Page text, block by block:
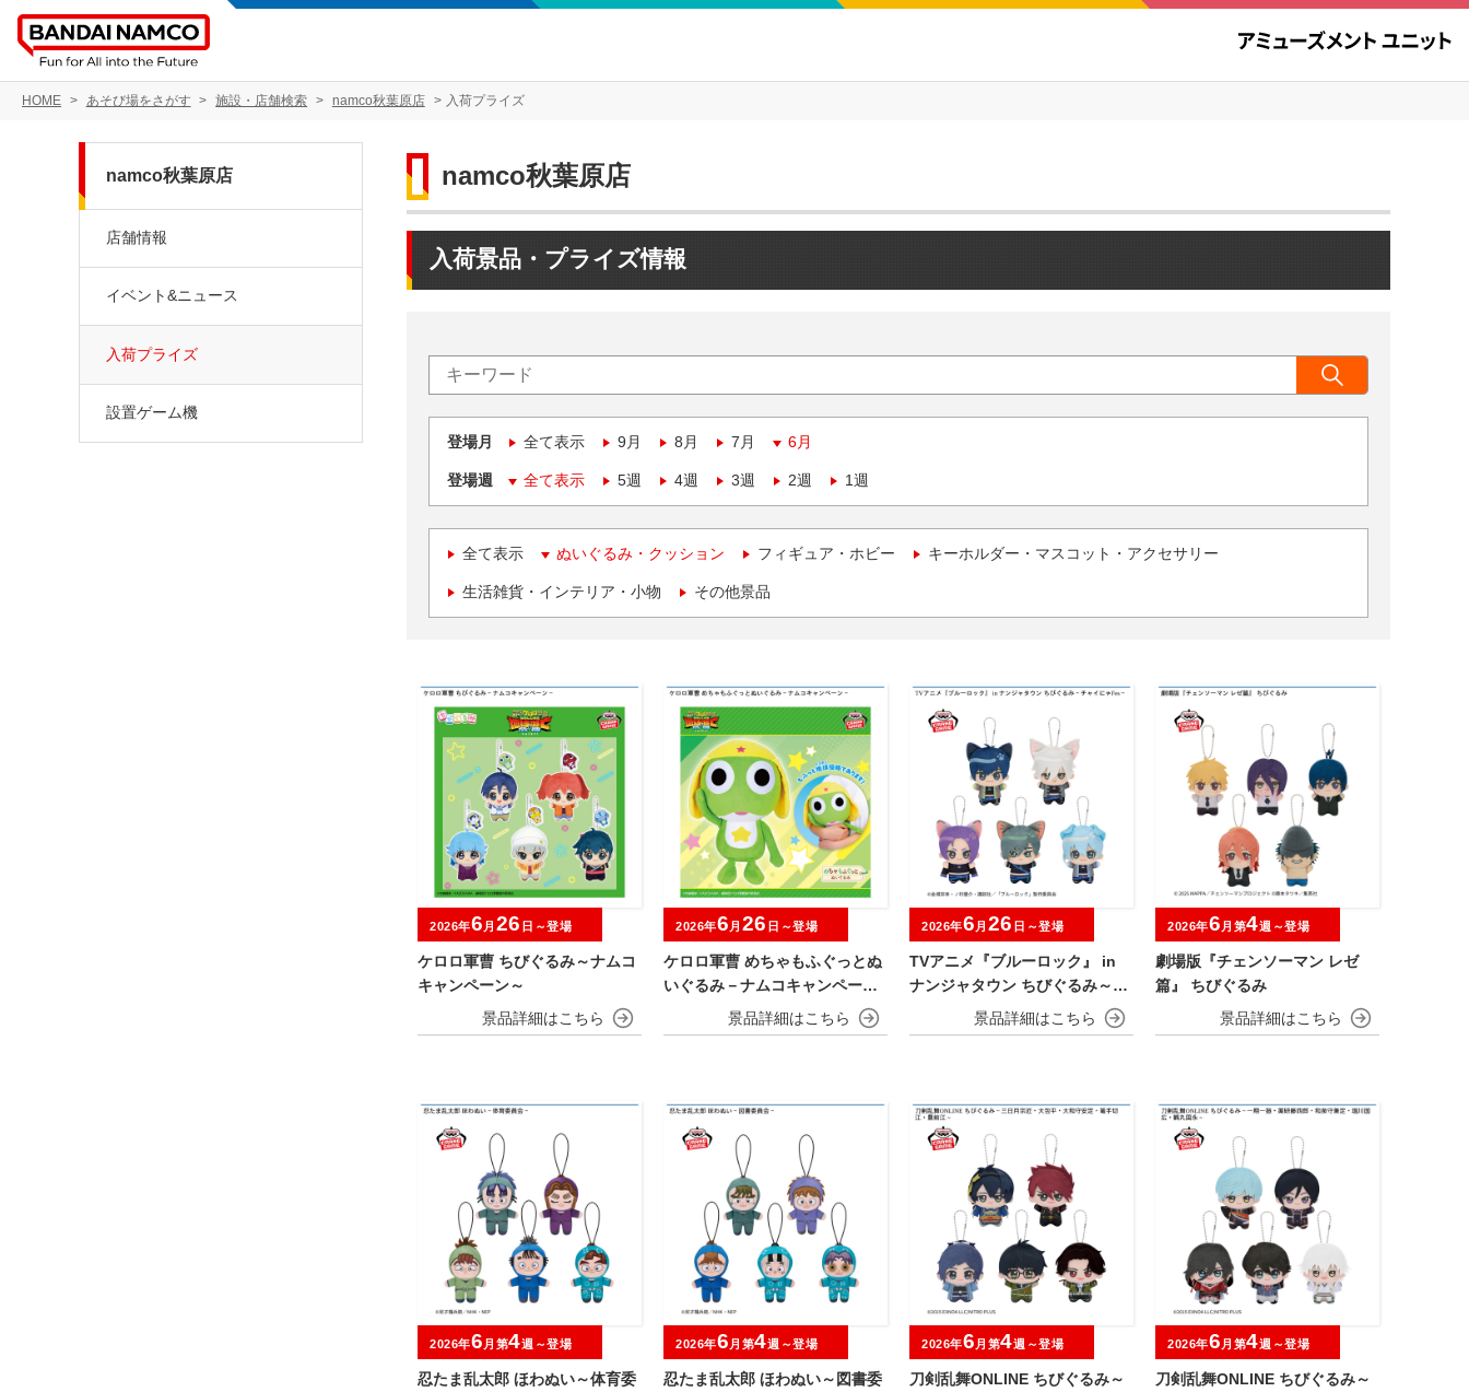
HOME あそび場をさがす 施設・店舗検索 namco秋葉原店 入荷プライズ
namco秋葉原店
入荷景品・プライズ情報
登場月 全て表示 9月 8月 7月 6月
登場週 全て表示 5週 4週 3週 2週 1週
全て表示 ぬいぐるみ・クッション フィギュア・ホビー キーホルダー・マスコット・アクセサリー
生活雑貨・インテリア・小物 その他景品
ケロロ軍曹 ちびぐるみ～ナムコ
キャンペーン～
2026年6 月 26 日～登場
ケロロ軍曹 めちゃもふぐっとぬ
いぐるみ－ナムコキャンペーン
2026年6 月 26 日～登場
TVアニメ『ブルーロック』 in
ナンジャタウン ちびぐるみ～チ
ャイにゃFes～
2026年6 月 26 日～登場
劇場版『チェンソーマン レゼ
篇』 ちびぐるみ
2026年6 月第4週～登場
忍たま乱太郎 ほわぬい～体育委
2026年6 月第4週～登場
忍たま乱太郎 ほわぬい～図書委
2026年6 月第4週～登場
刀剣乱舞ONLINE ちびぐるみ～
2026年6 月第4週～登場
刀剣乱舞ONLINE ちびぐるみ～
2026年6 月第4週～登場
namco秋葉原店
店舗情報
イベント&ニュース
入荷プライズ
設置ゲーム機